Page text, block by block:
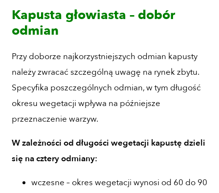
Kapusta głowiasta – dobór
odmian
Przy doborze najkorzystniejszych odmian kapusty
należy zwracać szczególną uwagę na rynek zbytu.
Specyfika poszczególnych odmian, w tym długość
okresu wegetacji wpływa na późniejsze
przeznaczenie warzyw.
W zależności od długości wegetacji kapustę dzieli
się na cztery odmiany:
wczesne – okres wegetacji wynosi od 60 do 90